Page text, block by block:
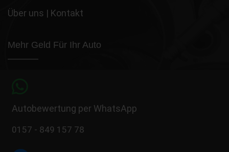
Über uns | Kontakt
Mehr Geld Für Ihr Auto
Autobewertung per WhatsApp
0157 - 849 157 78